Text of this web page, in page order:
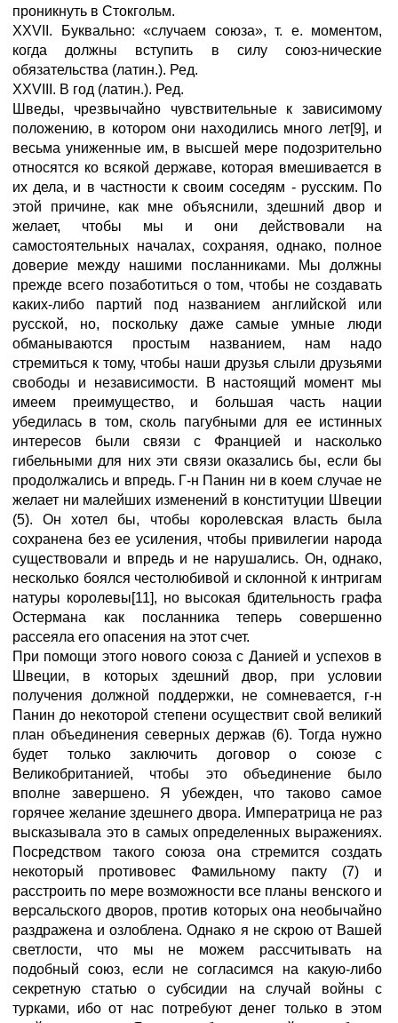
проникнуть в Стокгольм.
XXVII. Буквально: «случаем союза», т. е. моментом,
когда должны вступить в силу союз-нические
обязательства (латин.). Ред.
XXVIII. В год (латин.). Ред.
Шведы, чрезвычайно чувствительные к зависимому
положению, в котором они находились много лет[9], и
весьма униженные им, в высшей мере подозрительно
относятся ко всякой державе, которая вмешивается в
их дела, и в частности к своим соседям - русским. По
этой причине, как мне объяснили, здешний двор и
желает, чтобы мы и они действовали на
самостоятельных началах, сохраняя, однако, полное
доверие между нашими посланниками. Мы должны
прежде всего позаботиться о том, чтобы не создавать
каких-либо партий под названием английской или
русской, но, поскольку даже самые умные люди
обманываются простым названием, нам надо
стремиться к тому, чтобы наши друзья слыли друзьями
свободы и независимости. В настоящий момент мы
имеем преимущество, и большая часть нации
убедилась в том, сколь пагубными для ее истинных
интересов были связи с Францией и насколько
гибельными для них эти связи оказались бы, если бы
продолжались и впредь. Г-н Панин ни в коем случае не
желает ни малейших изменений в конституции Швеции
(5). Он хотел бы, чтобы королевская власть была
сохранена без ее усиления, чтобы привилегии народа
существовали и впредь и не нарушались. Он, однако,
несколько боялся честолюбивой и склонной к интригам
натуры королевы[11], но высокая бдительность графа
Остермана как посланника теперь совершенно
рассеяла его опасения на этот счет.
При помощи этого нового союза с Данией и успехов в
Швеции, в которых здешний двор, при условии
получения должной поддержки, не сомневается, г-н
Панин до некоторой степени осуществит свой великий
план объединения северных держав (6). Тогда нужно
будет только заключить договор о союзе с
Великобританией, чтобы это объединение было
вполне завершено. Я убежден, что таково самое
горячее желание здешнего двора. Императрица не раз
высказывала это в самых определенных выражениях.
Посредством такого союза она стремится создать
некоторый противовес Фамильному пакту (7) и
расстроить по мере возможности все планы венского и
версальского дворов, против которых она необычайно
раздражена и озлоблена. Однако я не скрою от Вашей
светлости, что мы не можем рассчитывать на
подобный союз, если не согласимся на какую-либо
секретную статью о субсидии на случай войны с
турками, ибо от нас потребуют денег только в этом